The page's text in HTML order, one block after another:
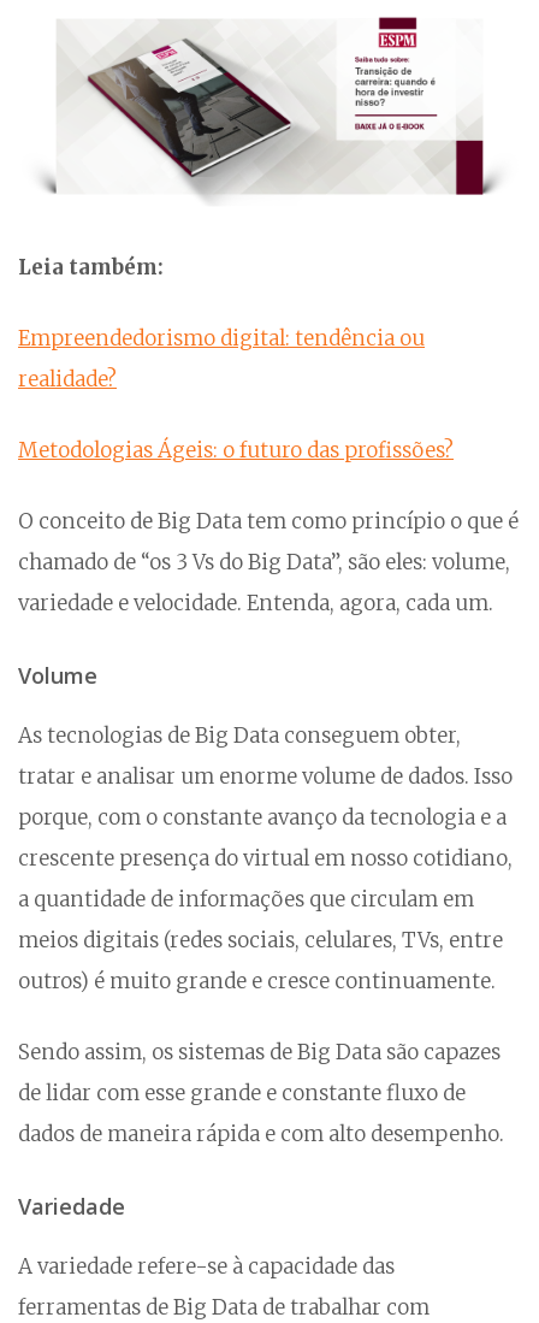
Leia também:
Empreendedorismo digital: tendência ou
realidade?
Metodologias Ágeis: o futuro das profissões?
O conceito de Big Data tem como princípio o que é
chamado de “os 3 Vs do Big Data”, são eles: volume,
variedade e velocidade. Entenda, agora, cada um.
Volume
As tecnologias de Big Data conseguem obter,
tratar e analisar um enorme volume de dados. Isso
porque, com o constante avanço da tecnologia e a
crescente presença do virtual em nosso cotidiano,
a quantidade de informações que circulam em
meios digitais (redes sociais, celulares, TVs, entre
outros) é muito grande e cresce continuamente.
Sendo assim, os sistemas de Big Data são capazes
de lidar com esse grande e constante fluxo de
dados de maneira rápida e com alto desempenho.
Variedade
A variedade refere-se à capacidade das
ferramentas de Big Data de trabalhar com